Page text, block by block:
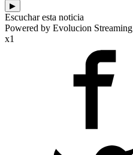
▶
Escuchar esta noticia
Powered by Evolucion Streaming
x1